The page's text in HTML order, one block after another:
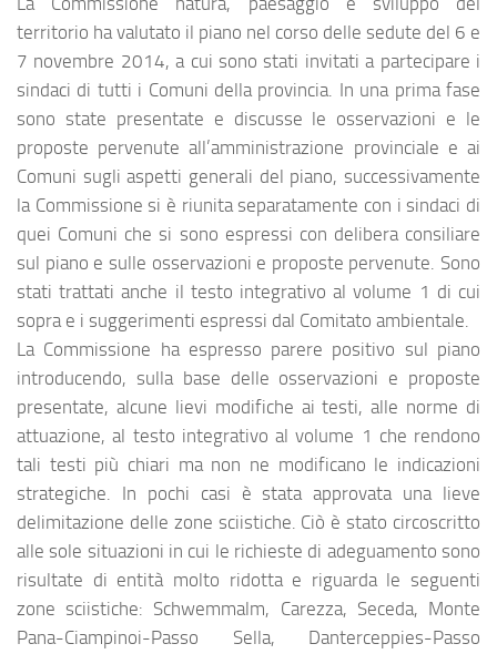
territorio ha valutato il piano nel corso delle sedute del 6 e
7 novembre 2014, a cui sono stati invitati a partecipare i
sindaci di tutti i Comuni della provincia. In una prima fase
sono state presentate e discusse le osservazioni e le
proposte pervenute all’amministrazione provinciale e ai
Comuni sugli aspetti generali del piano, successivamente
la Commissione si è riunita separatamente con i sindaci di
quei Comuni che si sono espressi con delibera consiliare
sul piano e sulle osservazioni e proposte pervenute. Sono
stati trattati anche il testo integrativo al volume 1 di cui
sopra e i suggerimenti espressi dal Comitato ambientale.
La Commissione ha espresso parere positivo sul piano
introducendo, sulla base delle osservazioni e proposte
presentate, alcune lievi modifiche ai testi, alle norme di
attuazione, al testo integrativo al volume 1 che rendono
tali testi più chiari ma non ne modificano le indicazioni
strategiche. In pochi casi è stata approvata una lieve
delimitazione delle zone sciistiche. Ciò è stato circoscritto
alle sole situazioni in cui le richieste di adeguamento sono
risultate di entità molto ridotta e riguarda le seguenti
zone sciistiche: Schwemmalm, Carezza, Seceda, Monte
Pana-Ciampinoi-Passo Sella, Danterceppies-Passo